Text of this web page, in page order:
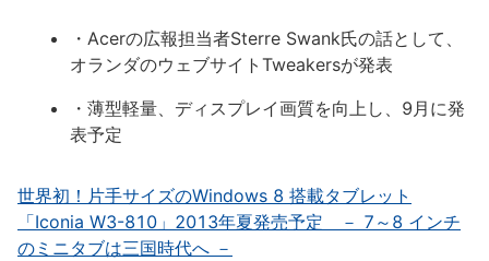
・Acerの広報担当者Sterre Swank氏の話として、
オランダのウェブサイトTweakersが発表
・薄型軽量、ディスプレイ画質を向上し、9月に発
表予定
世界初！片手サイズのWindows 8 搭載タブレット
「Iconia W3-810」2013年夏発売予定 － 7～8 インチ
のミニタブは三国時代へ －